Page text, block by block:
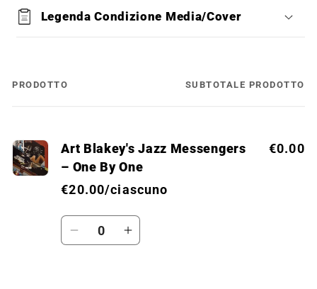
Legenda Condizione Media/Cover
Il
PRODOTTO SUBTOTALE PRODOTTO
Art Blakey's Jazz Messengers
‎– One By One
€20.00/ciascuno
€0.00
Quantità
DiminuisciAumenta